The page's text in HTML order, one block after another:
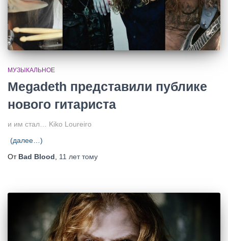
МУЗЫКАЛЬНОЕ
Megadeth представили публике
нового гитариста
и им стал… Kiko Loureiro
(далее…)
От Bad Blood 11 леттому